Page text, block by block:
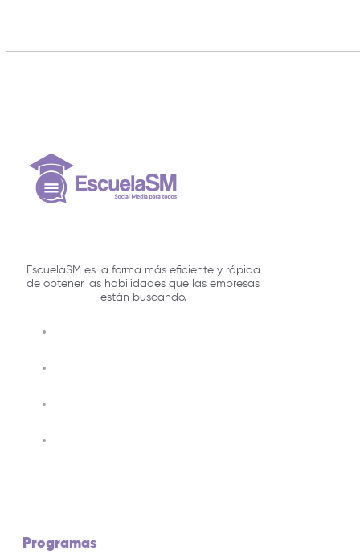
EscuelaSM es la forma más eficiente y rápida
de obtener las habilidades que las empresas
están buscando.
Programas